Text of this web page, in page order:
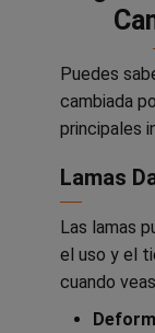
Puedes
cambiada
principales
Lamas
Las lamas
el uso y el
cuando